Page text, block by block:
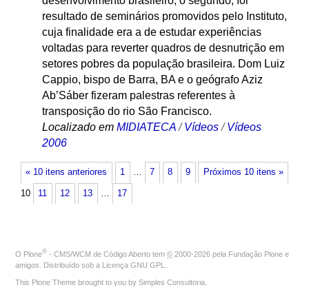
resultado de seminários promovidos pelo Instituto,
cuja finalidade era a de estudar experiências
voltadas para reverter quadros de desnutrição em
setores pobres da população brasileira. Dom Luiz
Cappio, bispo de Barra, BA e o geógrafo Aziz
Ab’Sáber fizeram palestras referentes à
transposição do rio São Francisco.
Localizado em MIDIATECA /Vídeos /Vídeos
2006
« 10 itens anteriores Próximos 10 itens »
1 … 7 8 9
10 11 12 13 … 17
O Plone® - CMS/WCM de Código Aberto tem © 2000-2026 pela Fundação Plone e
amigos. Distribuído sob a Licença GNU GPL
This Plone Theme brought to you by Simples Consultoria